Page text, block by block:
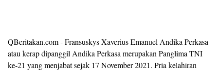
QBeritakan.com - Fransuskys Xaverius Emanuel Andika Perkasa
atau kerap dipanggil Andika Perkasa merupakan Panglima TNI
ke-21 yang menjabat sejak 17 November 2021. Pria kelahiran